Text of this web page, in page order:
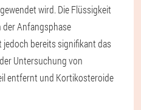
wird. Die Flüssigkeit
Anfangsphase
bereits signifikant das
Untersuchung von
entfernt und Kortikosteroide